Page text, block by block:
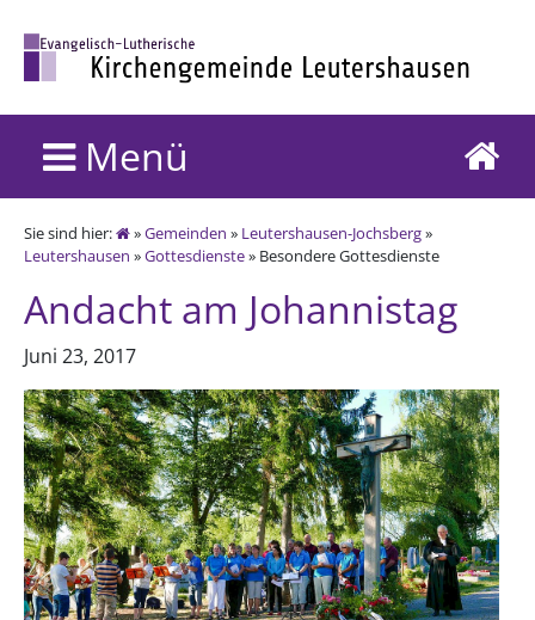
Menü
Sie sind hier: »Gemeinden » Leutershausen-Jochsberg»
Leutershausen »Gottesdienste» Besondere Gottesdienste
Andacht am Johannistag
Juni 23, 2017